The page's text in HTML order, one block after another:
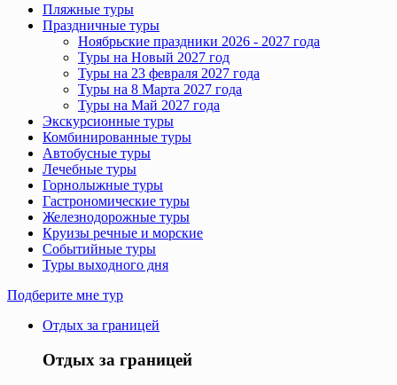
Пляжные туры
Праздничные туры
Ноябрьские праздники 2026 - 2027 года
Туры на Новый 2027 год
Туры на 23 февраля 2027 года
Туры на 8 Марта 2027 года
Туры на Май 2027 года
Экскурсионные туры
Комбинированные туры
Автобусные туры
Лечебные туры
Горнолыжные туры
Гастрономические туры
Железнодорожные туры
Круизы речные и морские
Событийные туры
Туры выходного дня
Подберите мне тур
Отдых за границей
Отдых за границей